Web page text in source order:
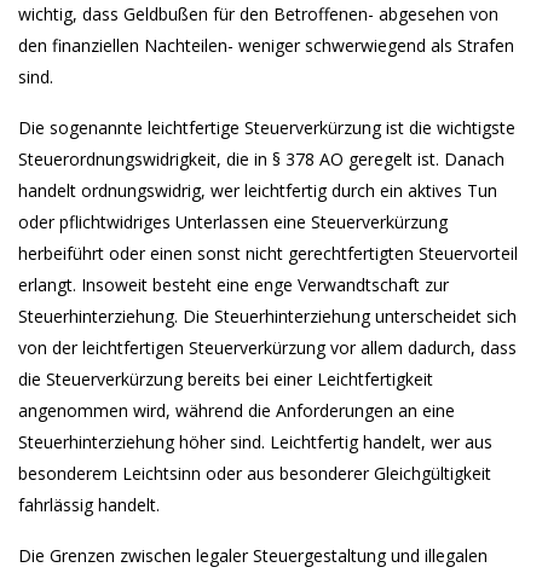
wichtig, dass Geldbußen für den Betroffenen- abgesehen von
den finanziellen Nachteilen- weniger schwerwiegend als Strafen
sind.
Die sogenannte leichtfertige Steuerverkürzung ist die wichtigste
Steuerordnungswidrigkeit, die in § 378 AO geregelt ist. Danach
handelt ordnungswidrig, wer leichtfertig durch ein aktives Tun
oder pflichtwidriges Unterlassen eine Steuerverkürzung
herbeiführt oder einen sonst nicht gerechtfertigten Steuervorteil
erlangt. Insoweit besteht eine enge Verwandtschaft zur
Steuerhinterziehung. Die Steuerhinterziehung unterscheidet sich
von der leichtfertigen Steuerverkürzung vor allem dadurch, dass
die Steuerverkürzung bereits bei einer Leichtfertigkeit
angenommen wird, während die Anforderungen an eine
Steuerhinterziehung höher sind. Leichtfertig handelt, wer aus
besonderem Leichtsinn oder aus besonderer Gleichgültigkeit
fahrlässig handelt.
Die Grenzen zwischen legaler Steuergestaltung und illegalen